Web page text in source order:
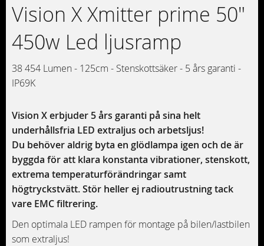
Vision X Xmitter prime 50"
450w Led ljusramp
38 454 Lumen - 125cm - Stenskottsäker - 5 års garanti -
IP69K
Vision X erbjuder 5 års garanti på sina helt
underhållsfria LED extraljus och arbetsljus!
Du behöver aldrig byta en glödlampa igen och de är
byggda för att klara konstanta vibrationer, stenskott,
extrema temperaturförändringar samt
högtryckstvätt. Stör heller ej radioutrustning tack
vare EMC filtrering.
Den optimala LED rampen för montage på bilen/lastbilen
som extraljus!